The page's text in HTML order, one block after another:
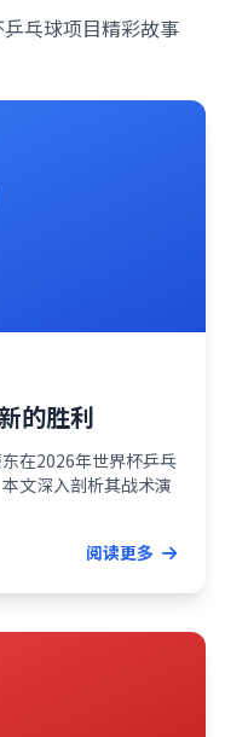
乓球项目精彩故事
的胜利
在2026年世界杯乒乓
文深入剖析其战术演
阅读更多